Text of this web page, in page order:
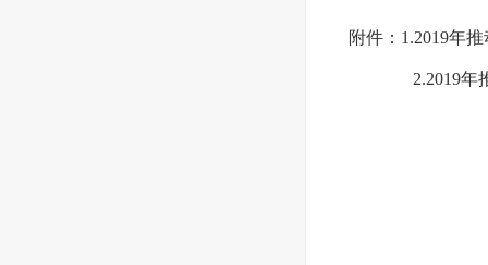
附件：1.2019年
2.2019